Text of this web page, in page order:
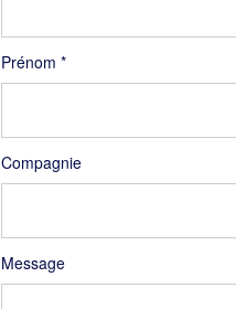
Prénom *
Compagnie
Message